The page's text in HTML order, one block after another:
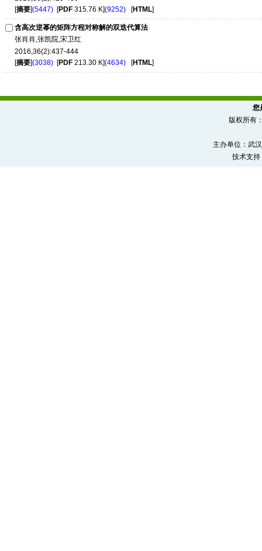
[摘要](5447) [PDF 315.76 K](9252) [HTML]
含高次逆幂的矩阵方程对称解的双迭代算法
张肖肖,张凯院,宋卫红
2016,36(2):437-444
[摘要](3038) [PDF 213.30 K](4634) [HTML]
您
版权所有
主办单位：武
技术支持